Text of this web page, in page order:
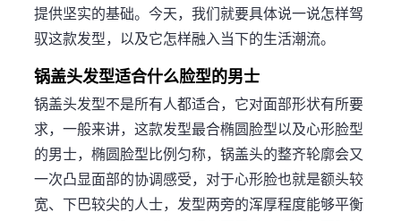
提供坚实的基础。今天，我们就要具体说一说怎样驾
驭这款发型，以及它怎样融入当下的生活潮流。
锅盖头发型适合什么脸型的男士
锅盖头发型不是所有人都适合，它对面部形状有所要
求，一般来讲，这款发型最合椭圆脸型以及心形脸型
的男士，椭圆脸型比例匀称，锅盖头的整齐轮廓会又
一次凸显面部的协调感受，对于心形脸也就是额头较
宽、下巴较尖的人士，发型两旁的浑厚程度能够平衡